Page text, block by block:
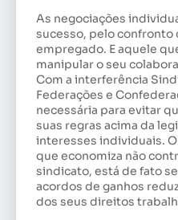
As negociações
sucesso, pelo
empregado. E aquele
manipular o seu
Com a interferência
Federações e
necessária para evitar
suas regras acima da
interesses individuais.
que economiza não
sindicato, está de fato
acordos de ganhos
dos seus direitos